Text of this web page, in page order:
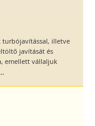
turbójavítással, illetve
javítását és
emellett vállaljuk